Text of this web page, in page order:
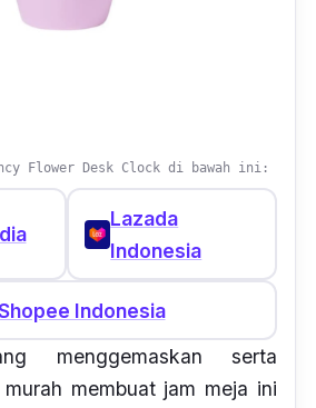
Flower Desk Clock di bawah ini:
Lazada
Indonesia
Indonesia
menggemaskan serta
membuat jam meja ini